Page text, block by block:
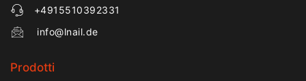
+4915510392331
info@lnail.de
Prodotti